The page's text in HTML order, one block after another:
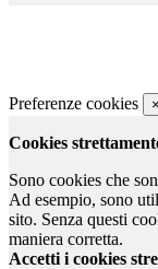
Preferenze cookies ×
Cookies
Sono cookies che
Ad esempio, sono
sito. Senza questi
maniera corretta.
Accetti i cookies